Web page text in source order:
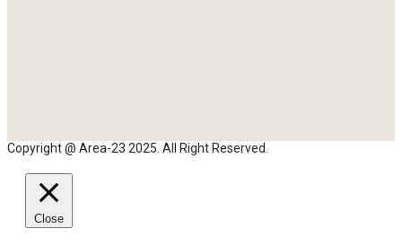
Copyright @ Area-23 2025. All Right Reserved.
Close